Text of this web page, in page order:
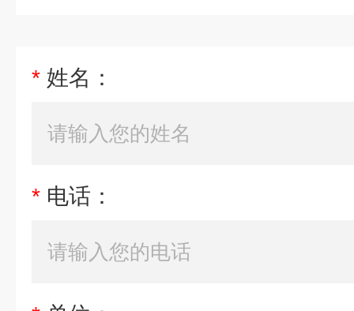
* 姓名：
* 电话：